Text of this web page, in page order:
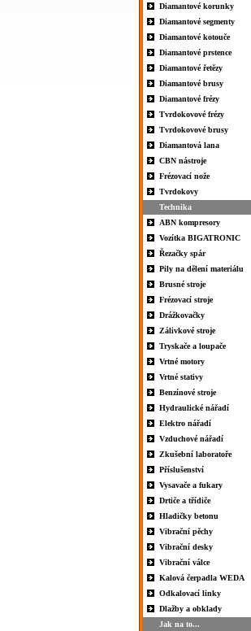
Diamantové korunky
Diamantové segmenty
Diamantové kotouče
Diamantové prstence
Diamantové řetězy
Diamantové brusy
Diamantové frézy
Tvrdokovové frézy
Tvrdokovové brusy
Diamantová lana
CBN nástroje
Frézovací nože
Tvrdokovy
Technika
ABN kompresory
Vozítka BIGATRONIC
Řezačky spár
Pily na dělení materiálu
Brusné stroje
Frézovací stroje
Drážkovačky
Zálivkové stroje
Tryskače a loupače
Vrtné motory
Vrtné stativy
Benzínové stroje
Hydraulické nářadí
Elektro nářadí
Vzduchové nářadí
Zkušební laboratoře
Příslušenství
Vysavače a fukary
Drtiče a třídiče
Hladičky betonu
Vibrační pěchy
Vibrační desky
Vibrační válce
Kalová čerpadla WEDA
Odkalovací linky
Dlažby a obklady
Jak na to...